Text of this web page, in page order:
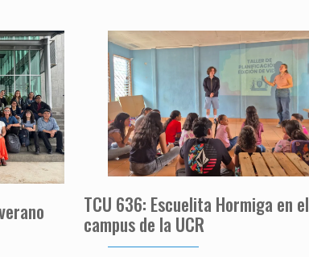
TCU 636: Escuelita Hormiga en el
campus de la UCR